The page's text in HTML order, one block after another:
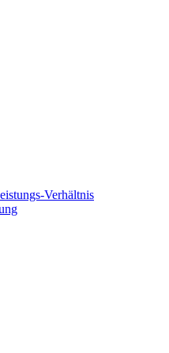
Verhältnis